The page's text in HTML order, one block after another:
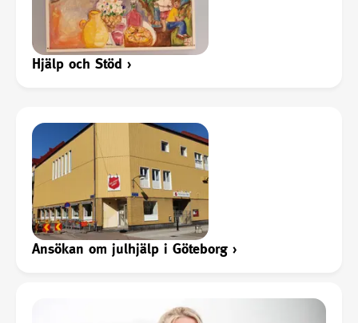
Hjälp och Stöd ›
Ansökan om julhjälp i Göteborg ›